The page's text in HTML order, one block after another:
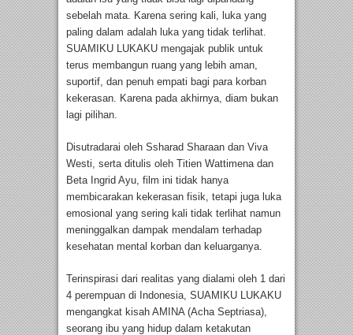
sebelah mata. Karena sering kali, luka yang
paling dalam adalah luka yang tidak terlihat.
SUAMIKU LUKAKU mengajak publik untuk
terus membangun ruang yang lebih aman,
suportif, dan penuh empati bagi para korban
kekerasan. Karena pada akhirnya, diam bukan
lagi pilihan.
Disutradarai oleh Ssharad Sharaan dan Viva
Westi, serta ditulis oleh Titien Wattimena dan
Beta Ingrid Ayu, film ini tidak hanya
membicarakan kekerasan fisik, tetapi juga luka
emosional yang sering kali tidak terlihat namun
meninggalkan dampak mendalam terhadap
kesehatan mental korban dan keluarganya.
Terinspirasi dari realitas yang dialami oleh 1 dari
4 perempuan di Indonesia, SUAMIKU LUKAKU
mengangkat kisah AMINA (Acha Septriasa),
seorang ibu yang hidup dalam ketakutan